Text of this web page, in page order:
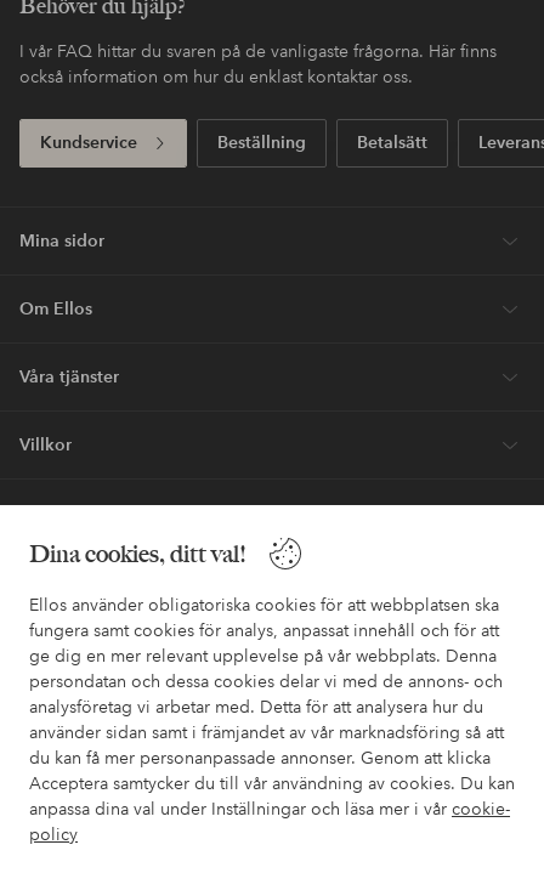
Dina cookies, ditt val!
Ellos använder obligatoriska cookies för att webbplatsen ska
fungera samt cookies för analys, anpassat innehåll och för att
ge dig en mer relevant upplevelse på vår webbplats. Denna
persondatan och dessa cookies delar vi med de annons- och
analysföretag vi arbetar med. Detta för att analysera hur du
använder sidan samt i främjandet av vår marknadsföring så att
du kan få mer personanpassade annonser. Genom att klicka
Acceptera samtycker du till vår användning av cookies. Du kan
anpassa dina val under Inställningar och läsa mer i vår cookie-
policy
Behöver du hjälp?
I vår FAQ hittar du svaren på de vanligaste frågorna. Här finns
också information om hur du enklast kontaktar oss.
Kundservice Beställning Betalsätt
Mina sidor
Om Ellos
Våra tjänster
Villkor
Vänner
Säkra betalningar - Betala direkt eller dela upp
Vill du veta mer om våra betalalternativ?
elpy elpy